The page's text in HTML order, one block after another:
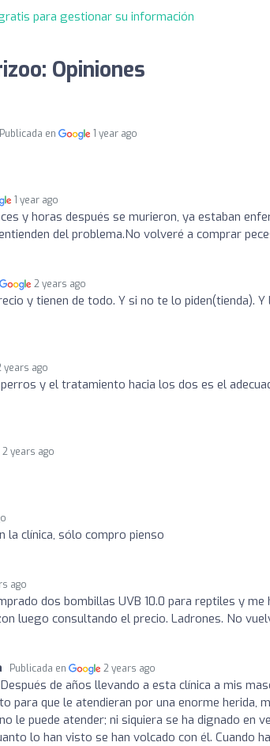
para gestionar su información
Opiniones
Publicada en 1 year ago
1 year ago
y horas después se murieron, ya estaban
del problema.No volveré a comprar
2 years ago
y tienen de todo. Y si no te lo piden(tienda). Y
years ago
y el tratamiento hacia los dos es el
2 years ago
la clínica, sólo compro pienso
ago
dos bombillas UVB 10.0 para reptiles y me
luego consultando el precio. Ladrones. No
Publicada en 2 years ago
de años llevando a esta clínica a mis
para que le atendieran por una enorme herida,
le puede atender; ni siquiera se ha dignado en
lo han visto se han volcado con él. Cuando